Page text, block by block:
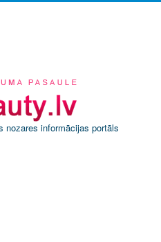
nozares informācijas portāls